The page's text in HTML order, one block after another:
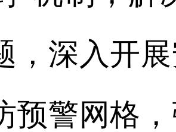
，深入开
预警网格